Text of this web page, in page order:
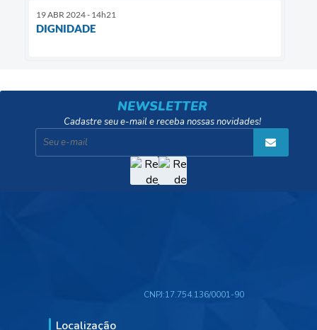
19 ABR 2024 - 14h21
DIGNIDADE
NEWSLETTER
Cadastre seu e-mail e receba nossas novidades!
Localização
CNPJ:17.754.136/0001-90